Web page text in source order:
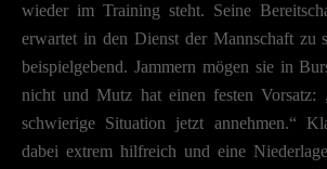
wieder im Training steht. Seine
erwartet in den Dienst der Mannschaft zu
beispielgebend. Jammern mögen sie in
nicht und Mutz hat einen festen Vorsatz:
schwierige Situation jetzt annehmen.“
dabei extrem hilfreich und eine